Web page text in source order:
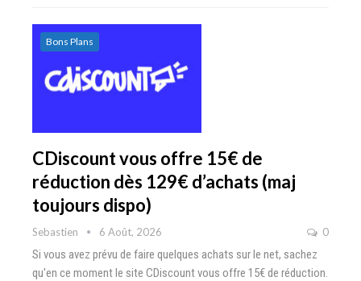
Bons Plans
CDiscount vous offre 15€ de
réduction dès 129€ d’achats (maj
toujours dispo)
Sebastien 6 Août, 2026 0
Si vous avez prévu de faire quelques achats sur le net, sachez
qu'en ce moment le site CDiscount vous offre 15€ de réduction.